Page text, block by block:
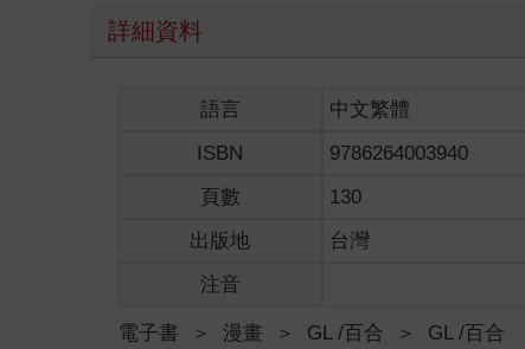
詳細資料
語言 中文繁體
ISBN
9786264003940
頁數
130
出版地
台灣
注音
電子書 ＞ 漫畫 ＞ GL /百合 ＞ GL /百合